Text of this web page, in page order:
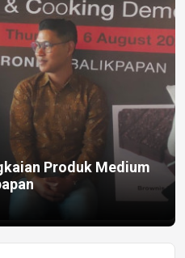
Produk Medium